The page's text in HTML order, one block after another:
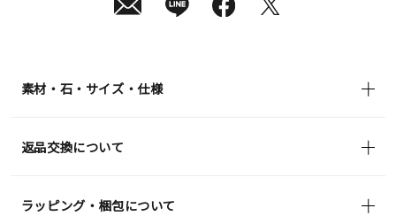
素材・石・サイズ・仕様
返品交換について
ラッピング・梱包について